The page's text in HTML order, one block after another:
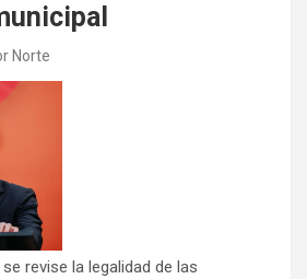
Norte
revise la legalidad de las